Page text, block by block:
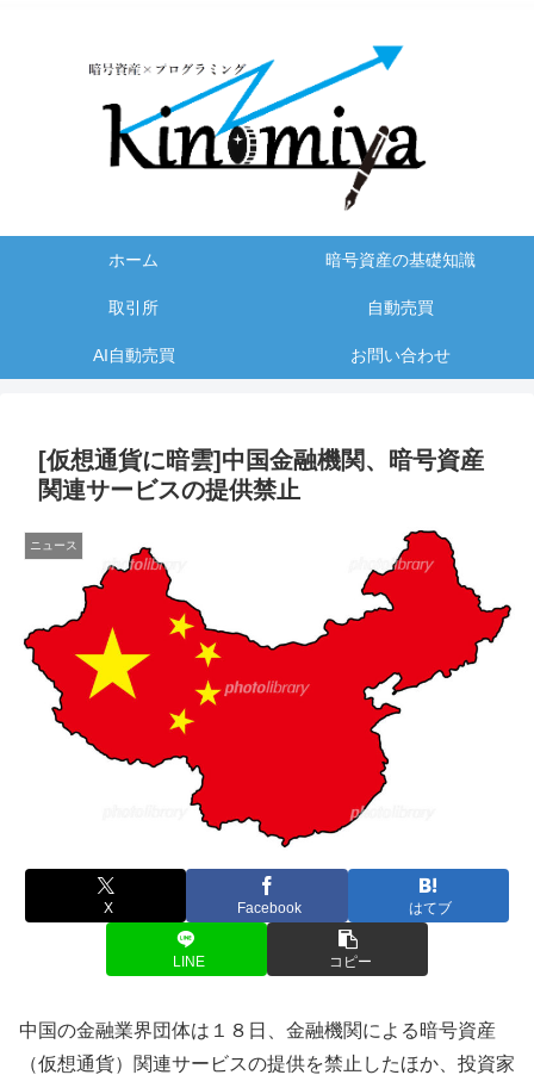
ホーム 暗号資産の基礎知識
取引所 自動売買
AI自動売買 お問い合わせ
[仮想通貨に暗雲]中国金融機関、暗号資産
関連サービスの提供禁止
ニュース
X Facebook はてブ
LINE コピー
中国の金融業界団体は１８日、金融機関による暗号資産
（仮想通貨）関連サービスの提供を禁止したほか、投資家